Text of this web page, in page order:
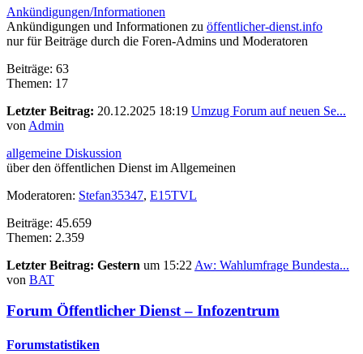
Ankündigungen/Informationen
Ankündigungen und Informationen zu öffentlicher-dienst.info
nur für Beiträge durch die Foren-Admins und Moderatoren
Beiträge: 63
Themen: 17
Letzter Beitrag: 20.12.2025 18:19 Umzug Forum auf neuen Se...
von Admin
allgemeine Diskussion
über den öffentlichen Dienst im Allgemeinen
Moderatoren: Stefan35347, E15TVL
Beiträge: 45.659
Themen: 2.359
Letzter Beitrag: Gestern um 15:22 Aw: Wahlumfrage Bundesta...
von BAT
Forum Öffentlicher Dienst – Infozentrum
Forumstatistiken